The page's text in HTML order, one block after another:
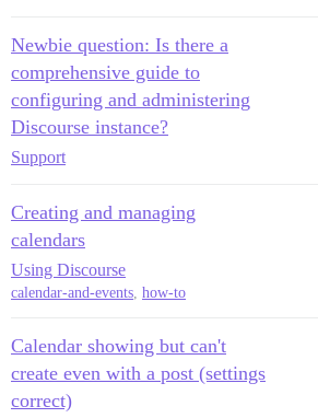
Newbie question: Is there a
comprehensive guide to
configuring and administering
Discourse instance?
Support
Creating and managing
calendars
Using Discourse
calendar-and-events how-to
Calendar showing but can't
create even with a post (settings
correct)